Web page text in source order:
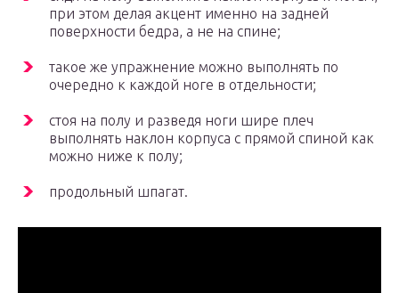
при этом делая акцент именно на задней
поверхности бедра, а не на спине;
такое же упражнение можно выполнять по
очередно к каждой ноге в отдельности;
стоя на полу и разведя ноги шире плеч
выполнять наклон корпуса с прямой спиной как
можно ниже к полу;
продольный шпагат.